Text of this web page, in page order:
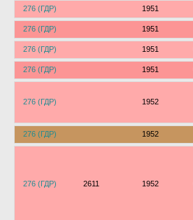
276 (ГДР) 1951
276 (ГДР) 1951
276 (ГДР) 1951
276 (ГДР) 1951
276 (ГДР) 1952
276 (ГДР) 1952
276 (ГДР) 2611 1952